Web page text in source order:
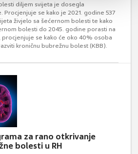
diljem svijeta je dosegla
Procjenjuje se kako je 2021. godine 537
živjelo sa šećernom bolesti te kako
bolesti do 2045. godine porasti na
procjenjuje se kako će oko 40% osoba
kroničnu bubrežnu bolest (KBB).
za rano otkrivanje
bolesti u RH